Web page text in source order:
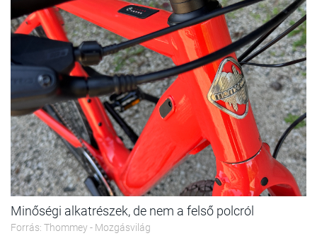
Minőségi alkatrészek, de nem a felső polcról
Forrás: Thommey - Mozgásvilág